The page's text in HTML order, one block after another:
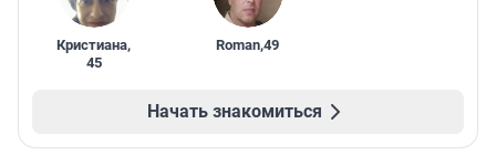
Кристиана,
45
Roman,49
Начать знакомиться